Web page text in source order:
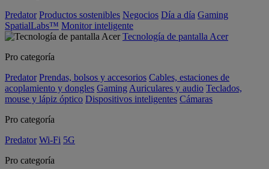
Predator Productos sostenibles Negocios Día a día Gaming
SpatialLabs™ Monitor inteligente
Tecnología de pantalla Acer
Pro categoría
Predator Prendas, bolsos y accesorios Cables, estaciones de
acoplamiento y dongles Gaming Auriculares y audio Teclados,
mouse y lápiz óptico Dispositivos inteligentes Cámaras
Pro categoría
Predator Wi-Fi 5G
Pro categoría